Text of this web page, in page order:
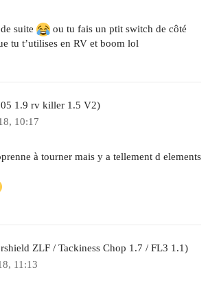
suite
ou tu fais un ptit switch de côté
tu t’utilises en RV et boom lol
1.9 rv killer 1.5 V2)
10:17
à tourner mais y a tellement d elements
ZLF / Tackiness Chop 1.7 / FL3 1.1)
11:13